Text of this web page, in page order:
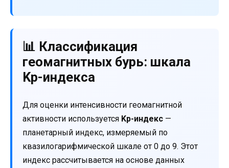
📊 Классификация
геомагнитных бурь: шкала
Kp-индекса
Для оценки интенсивности геомагнитной
активности используется Kp-индекс —
планетарный индекс, измеряемый по
квазилогарифмической шкале от 0 до 9. Этот
индекс рассчитывается на основе данных